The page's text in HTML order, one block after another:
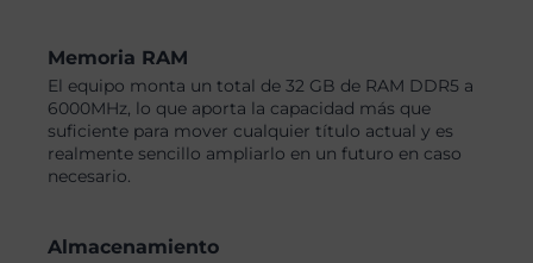
Memoria RAM
El equipo monta un total de 32 GB de RAM DDR5 a
6000MHz, lo que aporta la capacidad más que
suficiente para mover cualquier título actual y es
realmente sencillo ampliarlo en un futuro en caso
necesario.
Almacenamiento